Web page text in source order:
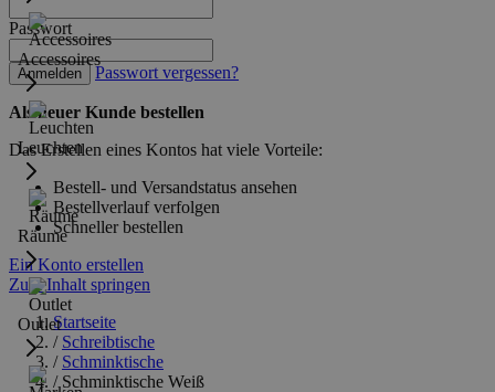
Accessoires
Leuchten
Räume
Outlet
Passwort
Anmelden Passwort vergessen?
Als neuer Kunde bestellen
Das Erstellen eines Kontos hat viele Vorteile:
Bestell- und Versandstatus ansehen
Bestellverlauf verfolgen
Schneller bestellen
Ein Konto erstellen
Zum Inhalt springen
Startseite
/ Schreibtische
/ Schminktische
/ Schminktische Weiß